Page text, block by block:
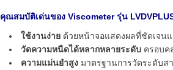
คุณสมบัติเด่นของ Viscometer รุ่น
ใช้งานง่าย ด้วยหน้าจอแสดงผลที่ชัดเจน
วัดความหนืดได้หลากหลายระดับ ครอบค
ความแม่นยำสูง มาตรฐานการวัดระดับส